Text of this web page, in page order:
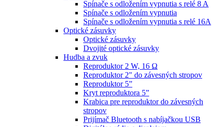
Spínače s odložením vypnutia s relé 8 A
Spínače s odložením vypnutia
Spínače s odložením vypnutia s relé 16A
Optické zásuvky
Optické zásuvky
Dvojité optické zásuvky
Hudba a zvuk
Reproduktor 2 W, 16 Ω
Reproduktor 2" do závesných stropov
Reproduktor 5”
Kryt reproduktora 5”
Krabica pre reproduktor do závesných
stropov
Prijímač Bluetooth s nabíjačkou USB